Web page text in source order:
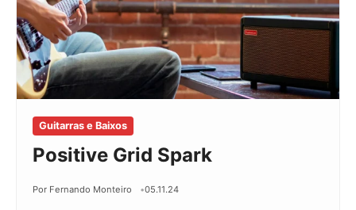
Guitarras e Baixos
Positive Grid Spark
Por Fernando Monteiro 05.11.24